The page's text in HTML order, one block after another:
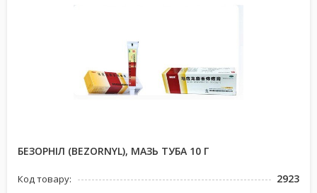
БЕЗОРНІЛ (BEZORNYL), МАЗЬ ТУБА 10 Г
Код товару: 2923